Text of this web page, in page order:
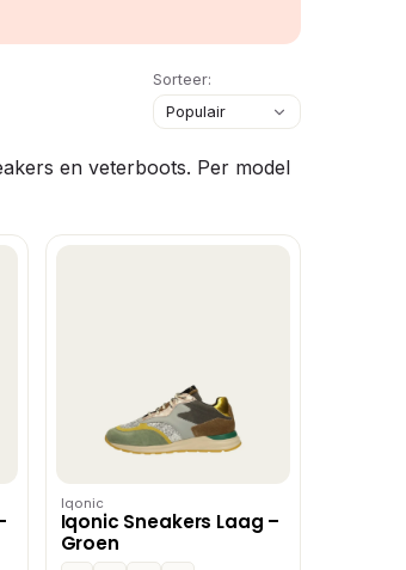
Sorteer:
en veterboots. Per model
Iqonic
Iqonic Sneakers Laag –
Groen